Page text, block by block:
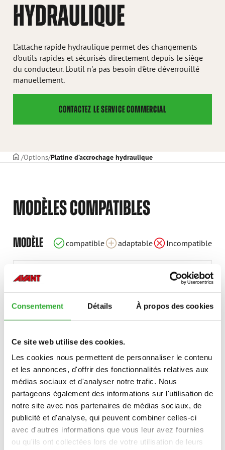
Consentement Détails À propos des cookies
Ce site web utilise des cookies.
Les cookies nous permettent de personnaliser le contenu
et les annonces, d'offrir des fonctionnalités relatives aux
médias sociaux et d'analyser notre trafic. Nous
partageons également des informations sur l'utilisation de
notre site avec nos partenaires de médias sociaux, de
publicité et d'analyse, qui peuvent combiner celles-ci
avec d'autres informations que vous leur avez fournies
ou qu'ils ont collectées lors de votre utilisation de leurs
HYDRAULIQUE
L'attache rapide hydraulique permet des changements
d'outils rapides et sécurisés directement depuis le siège
du conducteur. L'outil n'a pas besoin d'être déverrouillé
manuellement.
CONTACTEZ LE SERVICE COMMERCIAL
PAGE DE COUVERTURE
Options Platine d’accrochage hydraulique
MODÈLES COMPATIBLES
MODÈLE compatible adaptable Incompatible
220
Incompatible
225
Incompatible
420
Incompatible Incompatiblecompatiblecompatiblecompatiblecompatiblecompatiblecompatiblecompatiblecompatiblecompatiblecompatible
735
compatible
735i
compatible
745
compatible
750
compatible
compatiblecompatible
845
compatible
850
compatiblecompatiblecompatible
e513
compatible
e527
compatible
e727
compatible
OPTIONS DISPONIBLES
PLATINE D’ACCROCHAGE HYDRAULIQUE, SÉRIE 500-600, E500
A450469
PLATINE D’ACCROCHAGE HYDRAULIQUE SÉRIE 700